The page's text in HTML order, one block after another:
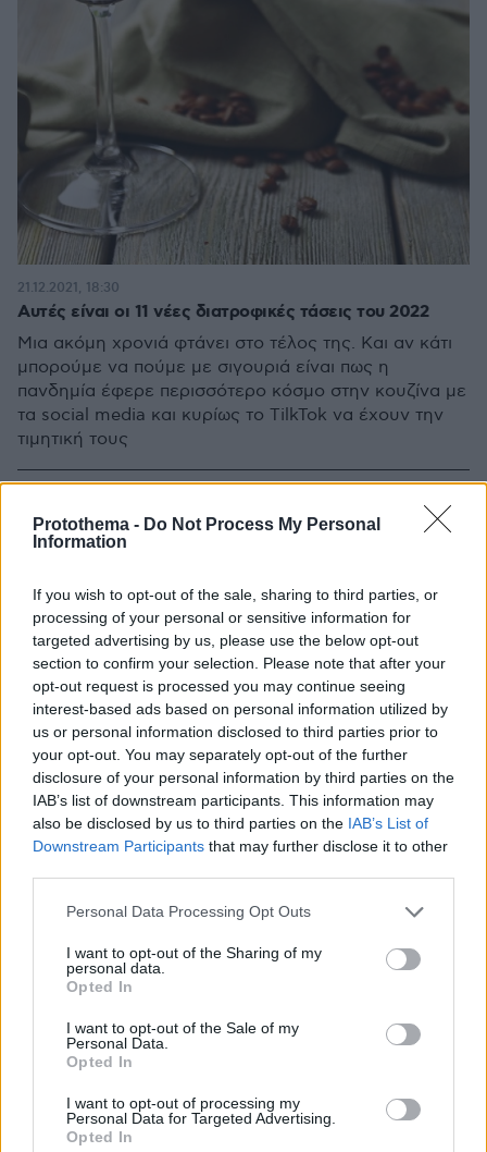
Protothema - Do Not Process My Personal
Information
If you wish to opt-out of the sale, sharing to third parties, or
processing of your personal or sensitive information for
targeted advertising by us, please use the below opt-out
section to confirm your selection. Please note that after your
opt-out request is processed you may continue seeing
interest-based ads based on personal information utilized by
us or personal information disclosed to third parties prior to
your opt-out. You may separately opt-out of the further
disclosure of your personal information by third parties on the
IAB’s list of downstream participants. This information may
also be disclosed by us to third parties on the IAB’s List of
Downstream Participants that may further disclose it to other
Please note that this website/app uses one or more Google
not limited to your visit or usage behaviour. You may click to
grant or deny consent to Google and its third-party tags to
use your data for below specified purposes in below Google
consent section.
Personal Data Processing Opt Outs
I want to opt-out of the Sharing of my
personal data.
Opted In
I want to opt-out of the Sale of my
Personal Data.
Opted In
I want to opt-out of processing my
Personal Data for Targeted Advertising.
Opted In
Αυτές είναι οι 11 νέες διατροφικές τάσεις του 2022
Μια ακόμη χρονιά φτάνει στο τέλος της. Και αν κάτι
μπορούμε να πούμε με σιγουριά είναι πως η
πανδημία έφερε περισσότερο κόσμο στην κουζίνα με
τα social media και κυρίως το TilkTok να έχουν την
τιμητική τους
21.12.2021, 18:30
5 γαστρονομικές τάσεις που ξεχωρίσαμε στα social
Όπως είναι φυσικό, μέσα στο Διαδίκτυο
κυκλοφορούν και πολλά trends στον τομέα της
γαστρονομίας. Από όλα όσα υπάρχουν μέσα στις
άπειρες σελίδες κοινωνικής δικτυώσης ξεχωρίσαμε 5
trends που αξίζουν τον κόπο και να δοκιμάσετε και
06.09.2021, 09:00